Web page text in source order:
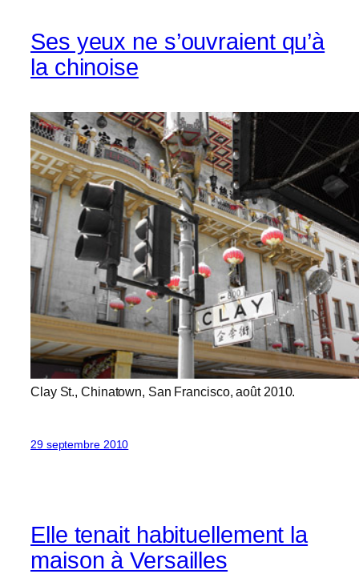
Ses yeux ne s’ouvraient qu’à
la chinoise
Clay St., Chinatown, San Francisco, août 2010.
29 septembre 2010
Elle tenait habituellement la
maison à Versailles